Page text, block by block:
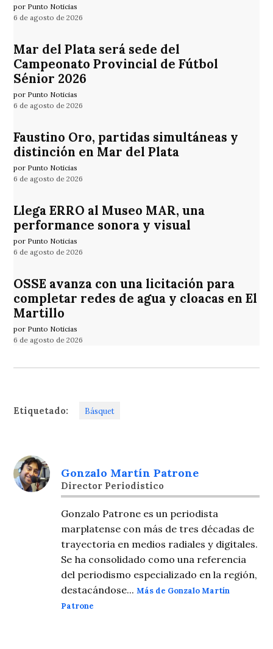
por Punto Noticias
6 de agosto de 2026
Mar del Plata será sede del
Campeonato Provincial de Fútbol
Sénior 2026
por Punto Noticias
6 de agosto de 2026
Faustino Oro, partidas simultáneas y
distinción en Mar del Plata
por Punto Noticias
6 de agosto de 2026
Llega ERRO al Museo MAR, una
performance sonora y visual
por Punto Noticias
6 de agosto de 2026
OSSE avanza con una licitación para
completar redes de agua y cloacas en El
Martillo
por Punto Noticias
6 de agosto de 2026
Etiquetado: Básquet
Gonzalo Martín Patrone
Director Periodistico
Gonzalo Patrone es un periodista
marplatense con más de tres décadas de
trayectoria en medios radiales y digitales.
Se ha consolidado como una referencia
del periodismo especializado en la región,
destacándose...Más de Gonzalo Martín
Patrone